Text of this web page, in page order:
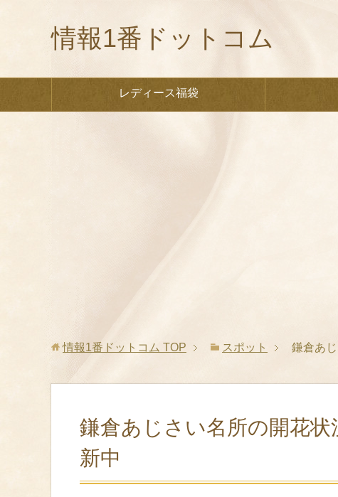
情報1番ドットコム
レディース福袋
情報1番ドットコム TOP スポット 鎌倉あ
鎌倉あじさい名所の開花
新中